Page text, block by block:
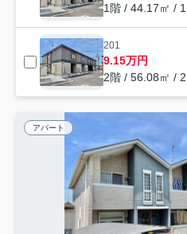
1階 / 44.17㎡ /
201
9.15万円
2階 / 56.08㎡ /
アパート